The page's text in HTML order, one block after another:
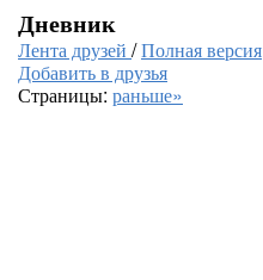
Дневник
Лента друзей /Полная версия
Добавить в друзья
Страницы: раньше»